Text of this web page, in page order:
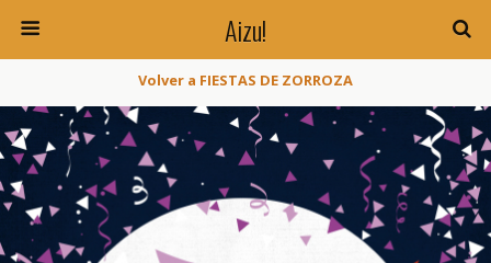
Aizu!
Volver a FIESTAS DE ZORROZA